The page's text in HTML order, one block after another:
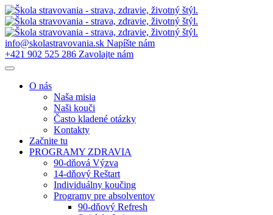
Preskočiť
na
obsah
info@skolastravovania.sk Napíšte nám
+421 902 525 286 Zavolajte nám
O nás
Naša misia
Naši kouči
Často kladené otázky
Kontakty
Začnite tu
PROGRAMY ZDRAVIA
90-dňová Výzva
14-dňový Reštart
Individuálny koučing
Programy pre absolventov
90-dňový Refresh